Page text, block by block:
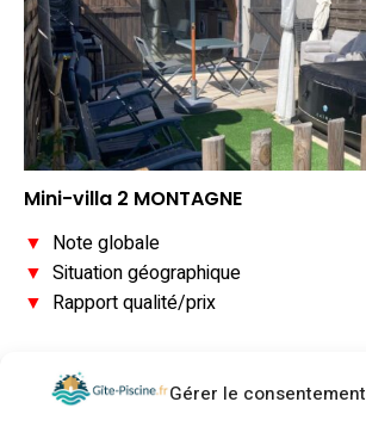
Gérer le consentement
Mini-villa 2 MONTAGNE
▼ Note globale
▼ Situation géographique
▼ Rapport qualité/prix